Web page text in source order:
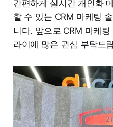
간편하게 실시간 개인화
할 수 있는 CRM 마케팅
니다. 앞으로 CRM 마케
라이에 많은 관심 부탁드